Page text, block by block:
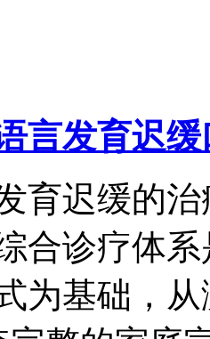
言发育迟
育迟缓的
合诊疗体
为基础，